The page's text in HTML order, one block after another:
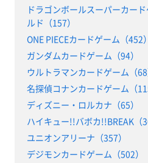
ドラゴンボールスーパーカー
ルド（157）
ONE PIECEカードゲーム（452）
ガンダムカードゲーム（94）
ウルトラマンカードゲーム（68
名探偵コナンカードゲーム（
ディズニー・ロルカナ（65）
ハイキュー!!バボカ!!BREAK（
ユニオンアリーナ（357）
デジモンカードゲーム（502）